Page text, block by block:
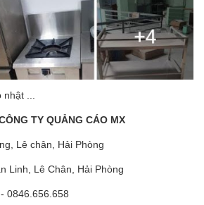
nhật ...
TY QUẢNG CÁO MX
Lê chân, Hải Phòng
Linh, Lê Chân, Hải Phòng
0846.656.658